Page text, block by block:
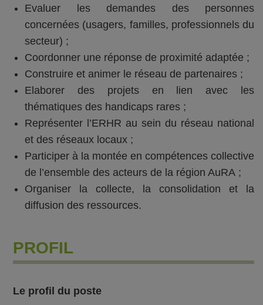
Evaluer les demandes des personnes
concernées (usagers, familles, professionnels du
secteur) ;
Coordonner une réponse de proximité adaptée ;
Construire et animer le réseau de partenaires ;
Elaborer des projets en lien avec les
thématiques des handicaps rares ;
Représenter l’ERHR au sein du réseau national
et des réseaux locaux ;
Participer à la montée en compétences collective
de l’ensemble des acteurs de la région AuRA ;
Organiser la collecte, la consolidation et la
diffusion des ressources.
PROFIL
Le profil du poste